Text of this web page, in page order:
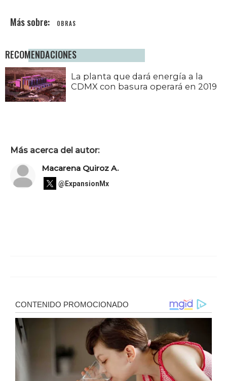
OBRAS
RECOMENDACIONES
La planta que dará energía a la
CDMX con basura operará en 2019
Más acerca del autor:
Macarena Quiroz A.
@ExpansionMx